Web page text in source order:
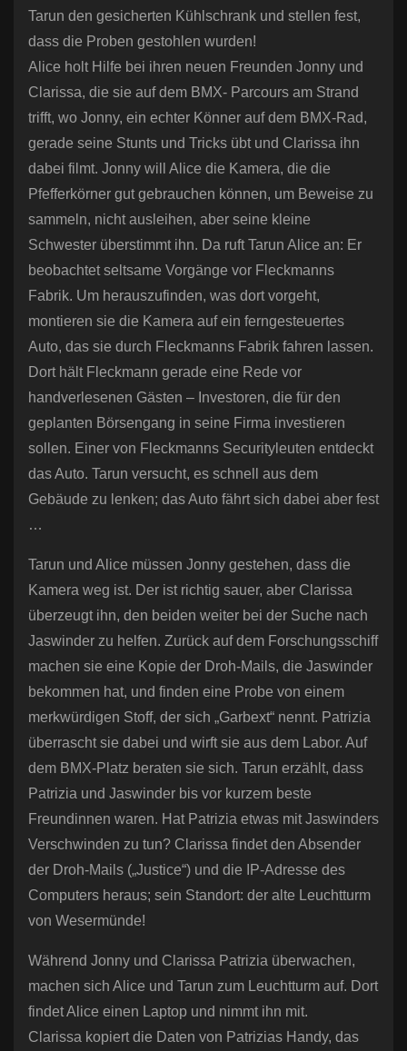
Tarun den gesicherten Kühlschrank und stellen fest,
dass die Proben gestohlen wurden!
Alice holt Hilfe bei ihren neuen Freunden Jonny und
Clarissa, die sie auf dem BMX- Parcours am Strand
trifft, wo Jonny, ein echter Könner auf dem BMX-Rad,
gerade seine Stunts und Tricks übt und Clarissa ihn
dabei filmt. Jonny will Alice die Kamera, die die
Pfefferkörner gut gebrauchen können, um Beweise zu
sammeln, nicht ausleihen, aber seine kleine
Schwester überstimmt ihn. Da ruft Tarun Alice an: Er
beobachtet seltsame Vorgänge vor Fleckmanns
Fabrik. Um herauszufinden, was dort vorgeht,
montieren sie die Kamera auf ein ferngesteuertes
Auto, das sie durch Fleckmanns Fabrik fahren lassen.
Dort hält Fleckmann gerade eine Rede vor
handverlesenen Gästen – Investoren, die für den
geplanten Börsengang in seine Firma investieren
sollen. Einer von Fleckmanns Securityleuten entdeckt
das Auto. Tarun versucht, es schnell aus dem
Gebäude zu lenken; das Auto fährt sich dabei aber fest
…
Tarun und Alice müssen Jonny gestehen, dass die
Kamera weg ist. Der ist richtig sauer, aber Clarissa
überzeugt ihn, den beiden weiter bei der Suche nach
Jaswinder zu helfen. Zurück auf dem Forschungsschiff
machen sie eine Kopie der Droh-Mails, die Jaswinder
bekommen hat, und finden eine Probe von einem
merkwürdigen Stoff, der sich „Garbext“ nennt. Patrizia
überrascht sie dabei und wirft sie aus dem Labor. Auf
dem BMX-Platz beraten sie sich. Tarun erzählt, dass
Patrizia und Jaswinder bis vor kurzem beste
Freundinnen waren. Hat Patrizia etwas mit Jaswinders
Verschwinden zu tun? Clarissa findet den Absender
der Droh-Mails („Justice“) und die IP-Adresse des
Computers heraus; sein Standort: der alte Leuchtturm
von Wesermünde!
Während Jonny und Clarissa Patrizia überwachen,
machen sich Alice und Tarun zum Leuchtturm auf. Dort
findet Alice einen Laptop und nimmt ihn mit.
Clarissa kopiert die Daten von Patrizias Handy, das